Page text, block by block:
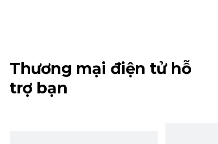
Thương mại điện tử hỗ
trợ bạn